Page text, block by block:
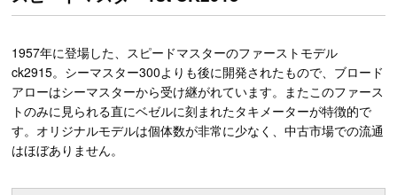
1957年に登場した、スピードマスターのファーストモデル
ck2915。シーマスター300よりも後に開発されたもので、ブロード
アローはシーマスターから受け継がれています。またこのファース
トのみに見られる直にベゼルに刻まれたタキメーターが特徴的で
す。オリジナルモデルは個体数が非常に少なく、中古市場での流通
はほぼありません。